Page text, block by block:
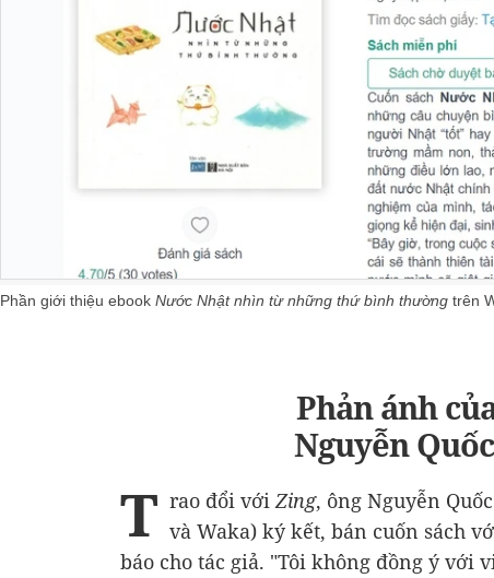
Phần giới thiệu ebook Nước Nhật nhìn từ những thứ bình thường trên
Phản ánh
Nguyễn
T rao đổi vớiZing, ông Nguyễn
và Waka) ký kết, bán cuốn sách
báo cho tác giả. "Tôi không đồng ý với